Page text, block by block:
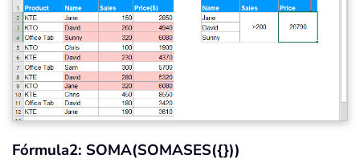
Fórmula2: SOMA(SOMASES({}))